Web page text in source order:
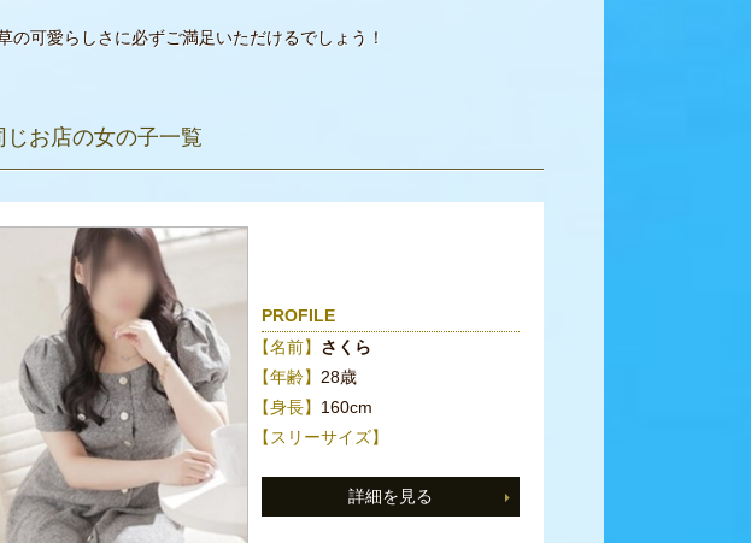
可愛らしさに必ずご満足いただけるでしょう！
じお店の女の子一覧
PROFILE
【名前】 さくら
【年齢】28歳
【身長】 160cm
【スリーサイズ】
詳細を見る